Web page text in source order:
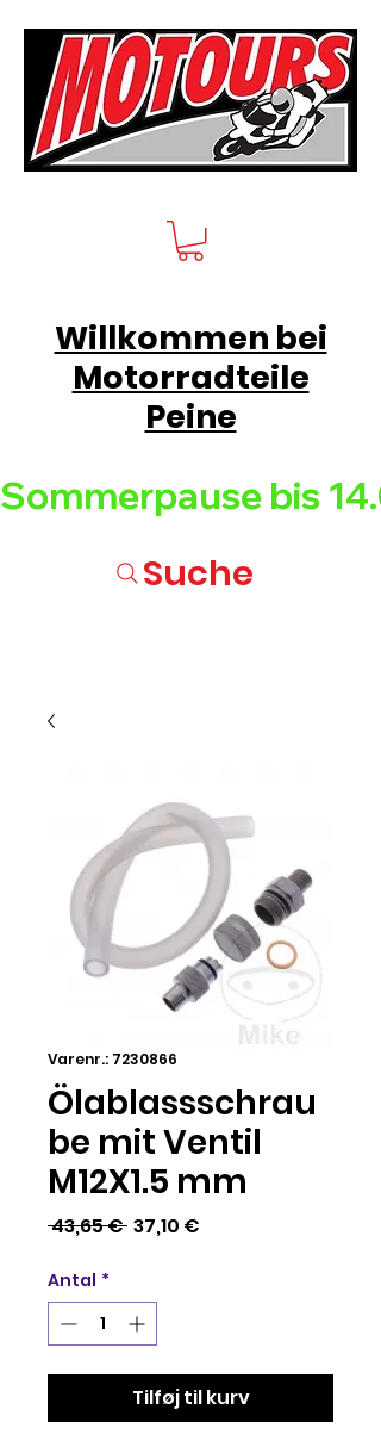
Sommerpause bis
Willkommen bei
Motorradteile
Peine
Suche
Varenr.: 7230866
Ölablassschrau
be mit Ventil
M12X1.5 mm
43,65 € Regulær
37,10 €
Antal *
Tilføj til kurv